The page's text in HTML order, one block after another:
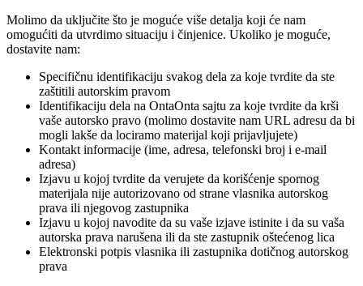
Molimo da uključite što je moguće više detalja koji će nam
omogućiti da utvrdimo situaciju i činjenice. Ukoliko je moguće,
dostavite nam:
Specifičnu identifikaciju svakog dela za koje tvrdite da ste
zaštitili autorskim pravom
Identifikaciju dela na OntaOnta sajtu za koje tvrdite da krši
vaše autorsko pravo (molimo dostavite nam URL adresu da bi
mogli lakše da lociramo materijal koji prijavljujete)
Kontakt informacije (ime, adresa, telefonski broj i e-mail
adresa)
Izjavu u kojoj tvrdite da verujete da korišćenje spornog
materijala nije autorizovano od strane vlasnika autorskog
prava ili njegovog zastupnika
Izjavu u kojoj navodite da su vaše izjave istinite i da su vaša
autorska prava narušena ili da ste zastupnik oštećenog lica
Elektronski potpis vlasnika ili zastupnika dotičnog autorskog
prava